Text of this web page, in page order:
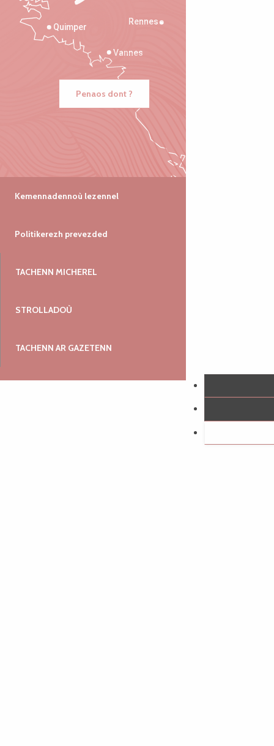
Rennes
Vannes
Quimper
Penaos dont ?
Kemennadennoù lezennel
Politikerezh prevezded
TACHENN MICHEREL
STROLLADOÙ
TACHENN AR GAZETENN